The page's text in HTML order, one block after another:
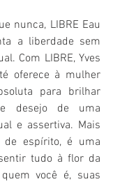
nunca, LIBRE Eau
a liberdade sem
Com LIBRE, Yves
oferece à mulher
para brilhar
desejo de uma
e assertiva. Mais
espírito, é uma
tudo à flor da
você é, suas